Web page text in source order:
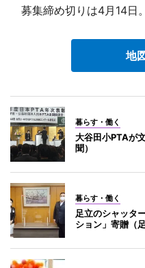
募集締め切りは4月14日。
地
暮らす・働く
大谷田小PTAが
聞）
暮らす・働く
足立のシャッタ
ション」寄贈（